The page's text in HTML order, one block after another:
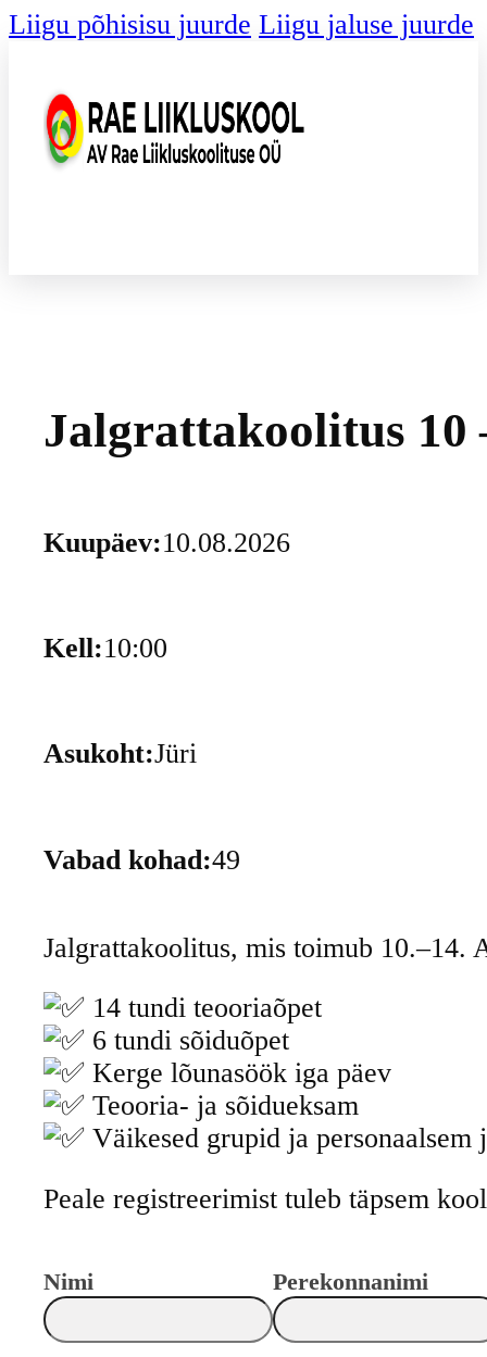
Liigu põhisisu juurde Liigu jaluse juurde
Jalgrattakoolitus 10
Kuupäev:10.08.2026
Kell:10:00
Asukoht:Jüri
Vabad kohad:49
Jalgrattakoolitus, mis toimub 10.–14.
14 tundi teooriaõpet
6 tundi sõiduõpet
Kerge lõunasöök iga päev
Teooria- ja sõidueksam
Väikesed grupid ja personaalsem
Peale registreerimist tuleb täpsem
Guardian
Nimi Perekonnanimi